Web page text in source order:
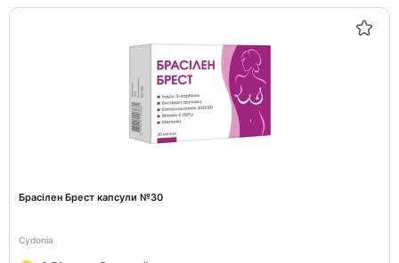
Брасілен Брест капсули №30
Cydonia